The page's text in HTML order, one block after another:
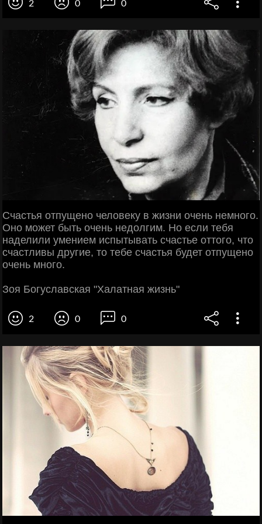
2 0 0
Счастья отпущено человеку в жизни очень немного.
Оно может быть очень недолгим. Но если тебя
наделили умением испытывать счастье оттого, что
счастливы другие, то тебе счастья будет отпущено
очень много.
Зоя Богуславская "Халатная жизнь"
2 0 0